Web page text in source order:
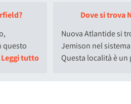
interstellare. Questo rappresenta
questo
nuovi
Dove si trova
Nuova Atlantide si
Jemison nel
Questa località è